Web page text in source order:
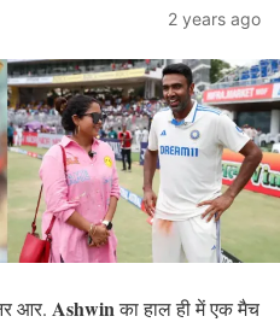
2 years ago
आर. Ashwinका हाल ही में एक मैच